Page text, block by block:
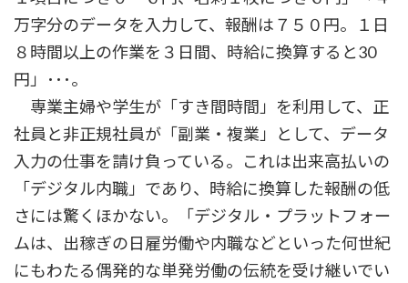
万字分のデータを入力して、報酬は７５０円。１日
８時間以上の作業を３日間、時給に換算すると30
円」･･･。
専業主婦や学生が「すき間時間」を利用して、正
社員と非正規社員が「副業・複業」として、データ
入力の仕事を請け負っている。これは出来高払いの
「デジタル内職」であり、時給に換算した報酬の低
さには驚くほかない。「デジタル・プラットフォー
ムは、出稼ぎの日雇労働や内職などといった何世紀
にもわたる偶発的な単発労働の伝統を受け継いでい